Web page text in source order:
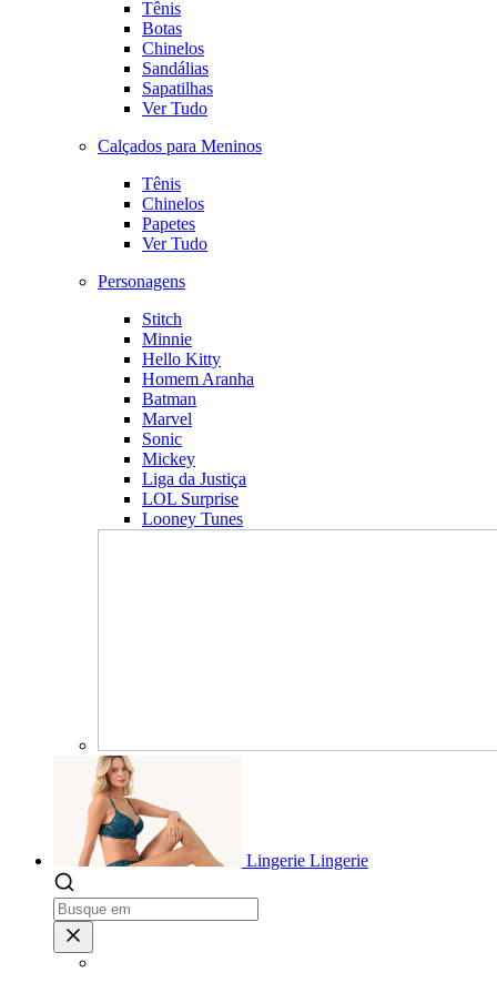
Tênis
Botas
Chinelos
Sandálias
Sapatilhas
Ver Tudo
Calçados para Meninos
Tênis
Chinelos
Papetes
Ver Tudo
Personagens
Stitch
Minnie
Hello Kitty
Homem Aranha
Batman
Marvel
Sonic
Mickey
Liga da Justiça
LOL Surprise
Looney Tunes
Lingerie Lingerie